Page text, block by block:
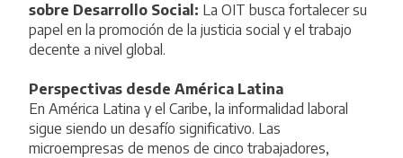
sobre Desarrollo Social: La OIT busca fortalecer su
papel en la promoción de la justicia social y el trabajo
decente a nivel global.
Perspectivas desde América Latina
En América Latina y el Caribe, la informalidad laboral
sigue siendo un desafío significativo. Las
microempresas de menos de cinco trabajadores,